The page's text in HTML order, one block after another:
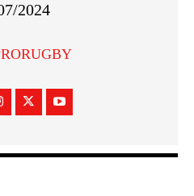
2024